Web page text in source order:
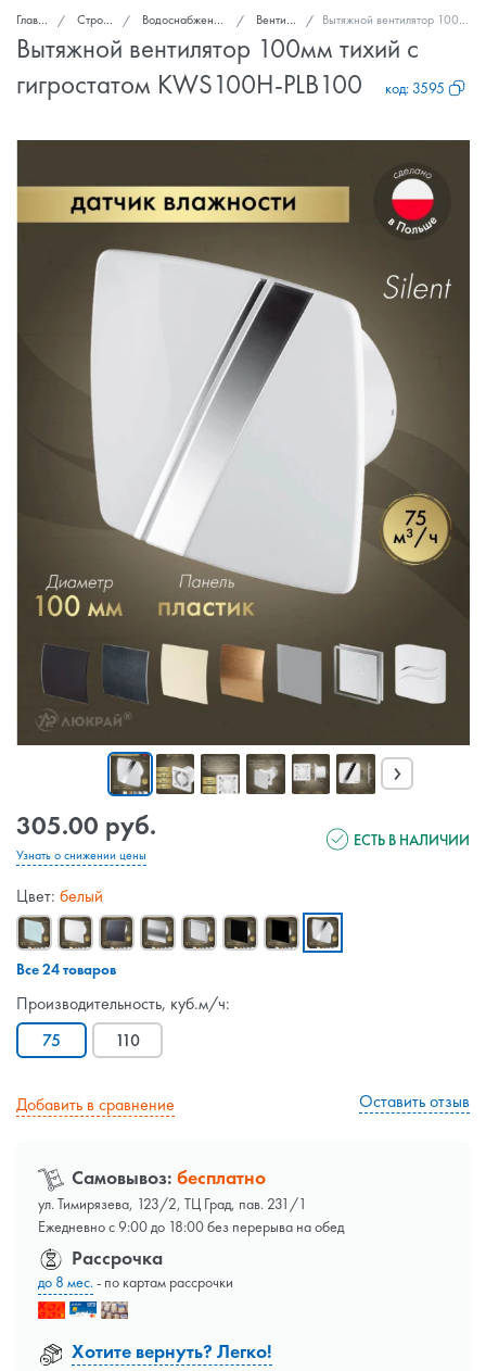
Главная Стройка и ремонт Водоснабжение, канализация, вентиляция Вентиляторы вытяжные Вытяжной вентилятор 100мм тихий с гигростатом KWS100H-PLB100
Вытяжной вентилятор 100мм тихий с
гигростатом KWS100H-PLB100
код: 3595
›
305.00 руб.
Узнать о снижении цены
ЕСТЬ В НАЛИЧИИ
Цвет: белый
Все 24 товаров
Производительность, куб.м/ч:
75
110
Добавить в сравнение Оставить отзыв
Самовывоз: бесплатно
ул. Тимирязева, 123/2, ТЦ Град, пав. 231/1
Ежедневно с 9:00 до 18:00 без перерыва на обед
Рассрочка
до 8 мес.- по картам рассрочки
Хотите вернуть? Легко!